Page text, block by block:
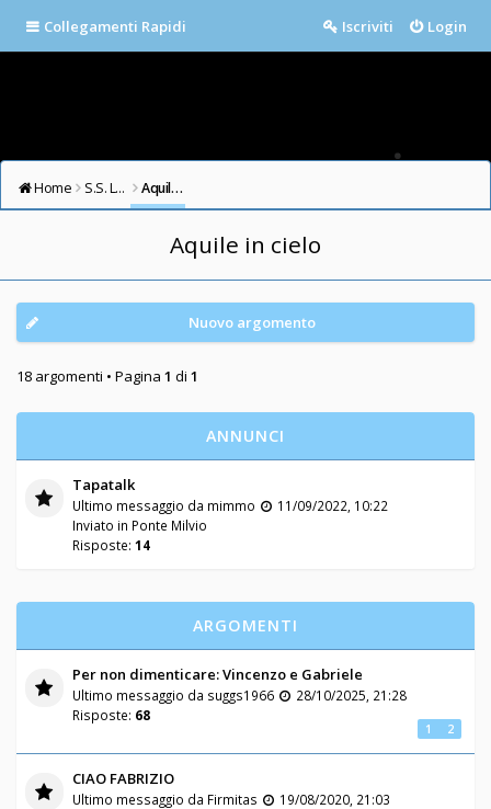
Collegamenti Rapidi Login
Iscriviti
Home S.S. LAZIO FORUM Aquile in cielo
Aquile in cielo
Nuovo argomento
18 argomenti • Pagina 1 di 1
ANNUNCI
Tapatalk
Ultimo messaggio da mimmo
11/09/2022, 10:22
Inviato in Ponte Milvio
Risposte: 14
ARGOMENTI
Per non dimenticare: Vincenzo e Gabriele
Ultimo messaggio da suggs1966
28/10/2025, 21:28
Risposte: 68
1 2
CIAO FABRIZIO
Ultimo messaggio da Firmitas
19/08/2020, 21:03